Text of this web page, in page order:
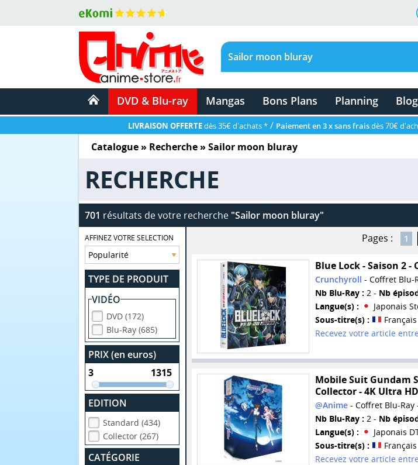
DVD & Blu-ray Mangas Bons Plans Planning Blog
LIVRAISON OFFERTEdès 35€ d'achats * / Paiement en 3 x sans fraisdès 70€
Catalogue» Recherche » Sailor moon bluray
RECHERCHE
701 résultats de votre recherche "Sailor moon bluray"
AFFINEZ VOTRE SELECTION
TYPE DE PRODUIT
VIDÉO
DVD (172)
Blu-Ray (685)
PRIX (en euros)
EDITION
Standard (434)
Collector (267)
CATÉGORIE
Pages : 1
Blue Lock - Saison 2
Crunchyroll - Coffret Blu-
Nb Blu-Ray : 2 - Nb
Langue(s) :
Japonais
Sous-titre(s) :
Français
Recevez votre article
Mobile Suit Gundam
Collector - 4K Ultra
@Anime- Coffret Blu-Ray
Nb Blu-Ray : 2 - Nb
Langue(s) :
Japonais
Sous-titre(s) :
Français
Recevez votre article